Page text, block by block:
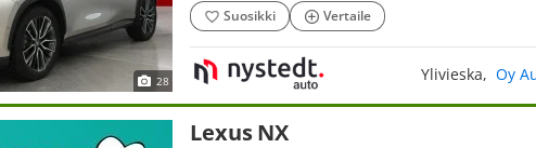
28
Suosikki Vertaile
Ylivieska, Oy
Lexus NX